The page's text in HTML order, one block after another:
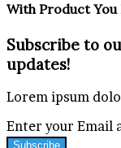
With Product You
Subscribe to
updates!
Lorem ipsum
Enter your Email